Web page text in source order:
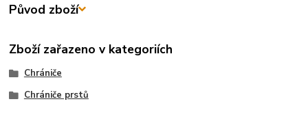
Původ zboží
Zboží zařazeno v kategoriích
Chrániče
Chrániče prstů